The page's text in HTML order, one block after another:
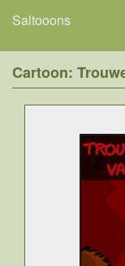
Saltooons
Cartoon: